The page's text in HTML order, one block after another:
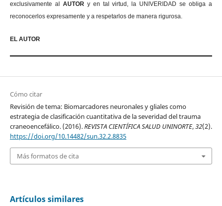
exclusivamente al AUTOR y en tal virtud, la UNIVERIDAD se obliga a
reconocerlos expresamente y a respetarlos de manera rigurosa.
EL AUTOR
Cómo citar
Revisión de tema: Biomarcadores neuronales y gliales como
estrategia de clasificación cuantitativa de la severidad del trauma
craneoencefálico. (2016).REVISTA CIENTÍFICA SALUD UNINORTE,32(2).
https://doi.org/10.14482/sun.32.2.8835
Más formatos de cita
Artículos similares